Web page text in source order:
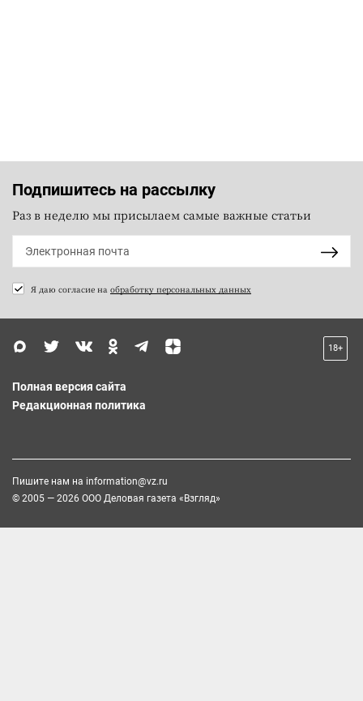
Подпишитесь на рассылку
Раз в неделю мы присылаем самые важные статьи
Я даю согласие на обработку персональных данных
18+
Полная версия сайта
Редакционная политика
Пишите нам на information@vz.ru
© 2005 — 2026 ООО Деловая газета «Взгляд»